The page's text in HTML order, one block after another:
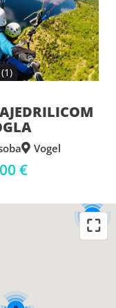
★5.0 (1)
MARIBORU
1 osoba
250,00 €
⛶
4